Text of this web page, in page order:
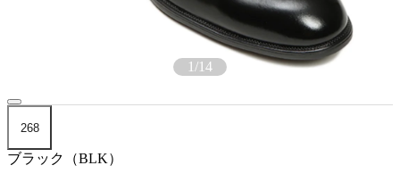
1/14
268
ブラック（BLK）